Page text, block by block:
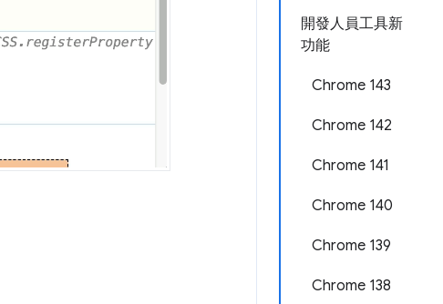
開發人員工具新
功能
Chrome 143
Chrome 142
Chrome 141
Chrome 140
Chrome 139
Chrome 138